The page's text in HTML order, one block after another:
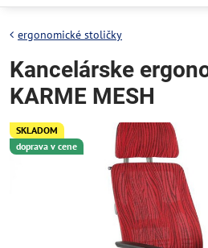
SKLADOM
doprava v cene
ergonomické stoličky
Kancelárske
KARME MESH